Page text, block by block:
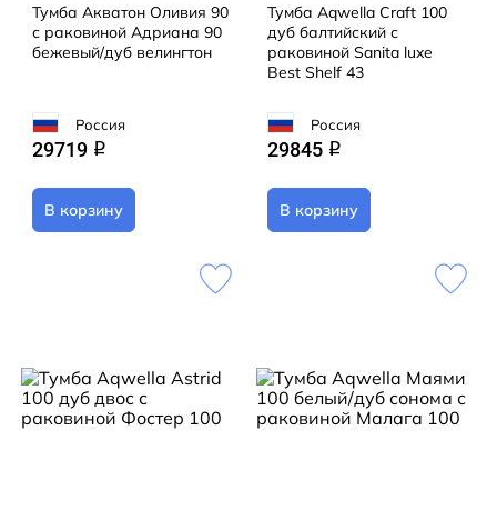
Тумба Акватон Оливия 90
с раковиной Адриана 90
бежевый/дуб велингтон
Россия
29719 q
В корзину
Тумба Aqwella Craft 100
дуб балтийский с
раковиной Sanita luxe
Best Shelf 43
Россия
29845 q
В корзину